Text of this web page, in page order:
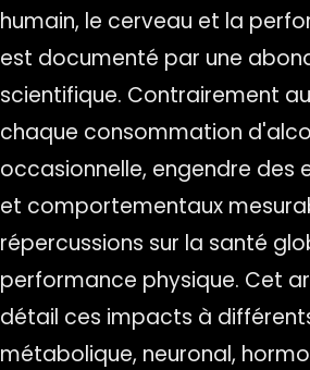
humain, le cerveau et la
est documenté par une
scientifique. Contrairement
chaque consommation
occasionnelle, engendre des
et comportementaux
répercussions sur la santé
performance physique. Cet
détail ces impacts à
métabolique, neuronal,